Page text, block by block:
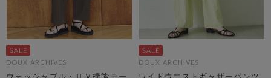
DOUX ARCHIVES
ウォッシャブル・ＵＶ機能テー
DOUX ARCHIVES
ワイドウエストギャザーパンツ